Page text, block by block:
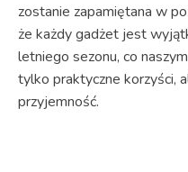
zostanie zapamiętana w
że każdy gadżet jest
letniego sezonu, co
tylko praktyczne korzyści,
przyjemność.